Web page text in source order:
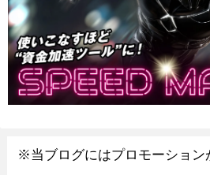
※当ブログにはプロモーション